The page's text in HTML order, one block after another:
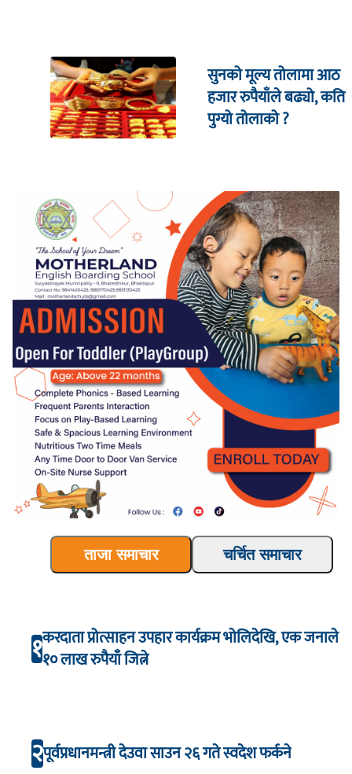
सुनको मूल्य तोलामा आठ
हजार रुपैयाँले बढ्यो, कति
पुग्यो तोलाको ?
ताजा समाचार चर्चित समाचार
१करदाता प्रोत्साहन उपहार कार्यक्रम भाेलिदेखि, एक जनाले
१० लाख रुपैयाँ जित्ने
२पूर्वप्रधानमन्त्री देउवा साउन २६ गते स्वदेश फर्कने